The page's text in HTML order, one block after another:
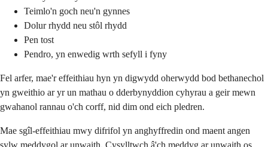
Teimlo'n goch neu'n gynnes
Dolur rhydd neu stôl rhydd
Pen tost
Pendro, yn enwedig wrth sefyll i fyny
Fel arfer, mae'r effeithiau hyn yn digwydd oherwydd bod bethanechol
yn gweithio ar yr un mathau o dderbynyddion cyhyrau a geir mewn
gwahanol rannau o'ch corff, nid dim ond eich pledren.
Mae sgîl-effeithiau mwy difrifol yn anghyffredin ond maent angen
sylw meddygol ar unwaith. Cysylltwch â'ch meddyg ar unwaith os